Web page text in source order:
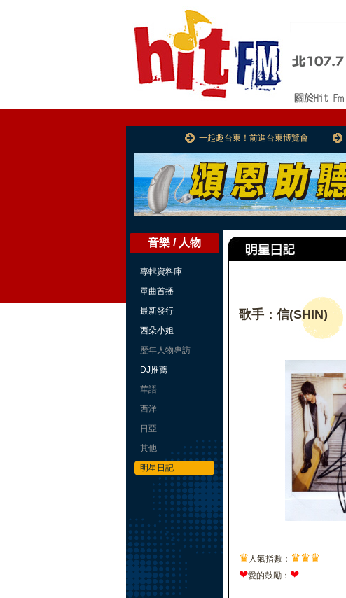
一起趣台東！前進台東博覽會
音樂 / 人物
專輯資料庫
單曲首播
最新發行
西朵小姐
歷年人物專訪
DJ推薦
華語
西洋
日亞
其他
明星日記
歌手：信(SHIN)
♛ 人氣指數： ♛♛♛
❤愛的鼓勵： ❤